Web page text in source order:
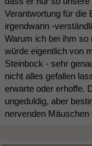
Verantwortung für die
irgendwann -
Warum ich bei ihm so
würde eigentlich von
Steinbock - sehr
nicht alles gefallen
erwarte oder erhoffe.
ungeduldig, aber
nervenden